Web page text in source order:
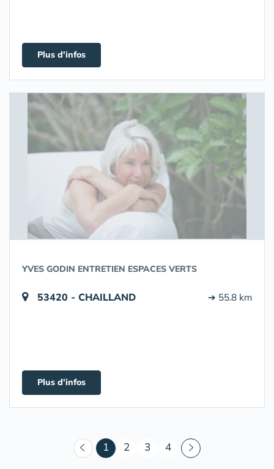
Plus d'infos
YVES GODIN ENTRETIEN ESPACES VERTS
53420 - CHAILLAND ➔ 55.8 km
Plus d'infos
1 (courant)
2 3 4